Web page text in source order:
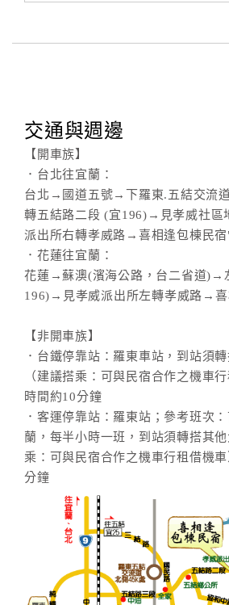
交通與週邊
【開車族】
．台北往宜蘭：
台北→國道五號→下羅東.五結交流
轉五結路二段 (宜196)→見孝威社
派出所右轉孝威路→喜相逢包棟民宿
．花蓮往宜蘭：
花蓮→蘇澳(濱海公路，台二省道)→
196)→見孝威派出所左轉孝威路→喜
【非開車族】
．台鐵停靠站：羅東車站，到站須
（建議搭乘：可與民宿合作之機車
時間約10分鐘
．客運停靠站：羅東站；參考班次
蘭，每半小時一班，到站須轉搭其
乘：可與民宿合作之機車行租借機
分鐘